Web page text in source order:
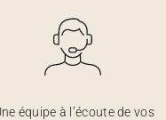
équipe à l’écoute de vos